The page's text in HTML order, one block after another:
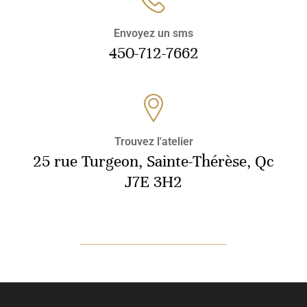
Envoyez un sms
450-712-7662
Trouvez l'atelier
25 rue Turgeon, Sainte-Thérèse, Qc
J7E 3H2